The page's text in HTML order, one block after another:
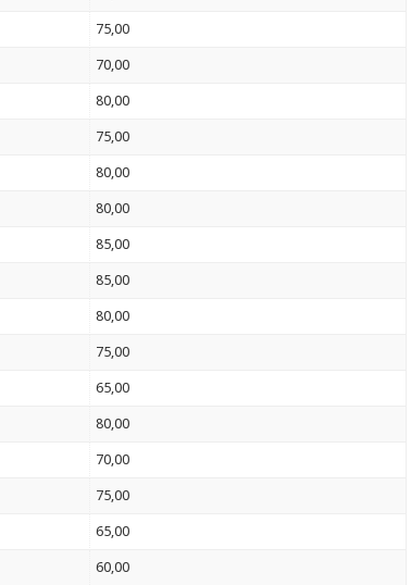
75,00
70,00
80,00
75,00
80,00
80,00
85,00
85,00
80,00
75,00
65,00
80,00
70,00
75,00
65,00
60,00